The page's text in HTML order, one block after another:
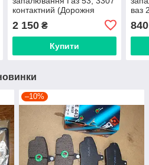
контактний (Дорожня
2 150₴
Купити
ваз
840
–10%